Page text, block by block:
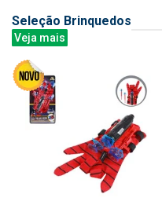
Seleção Brinquedos
Veja mais